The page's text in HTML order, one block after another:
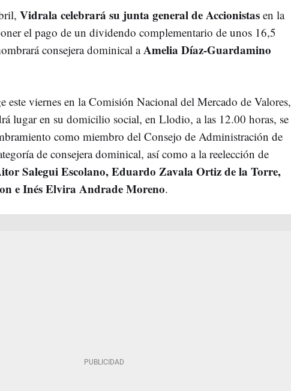
Vidrala celebrará su junta general de Accionistas en la
el pago de un dividendo complementario de unos 16,5
consejera dominical aAmelia Díaz-Guardamino
este viernes en la Comisión Nacional del Mercado de Valores,
lugar en su domicilio social, en Llodio, a las 12.00 horas, se
como miembro del Consejo de Administración de
de consejera dominical, así como a la reelección de
Salegui Escolano, Eduardo Zavala Ortiz de la Torre,
e Inés Elvira Andrade Moreno.